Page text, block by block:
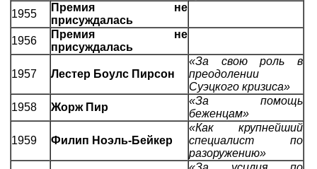
1955
Премия не
присуждалась
1956
Премия не
присуждалась
1957 Лестер Боулс Пирсон
«За свою роль в
преодолении
Суэцкого кризиса»
1958
Жорж Пир
«За помощь
беженцам»
1959 Филип Ноэль-Бейкер
«Как крупнейший
специалист по
разоружению»